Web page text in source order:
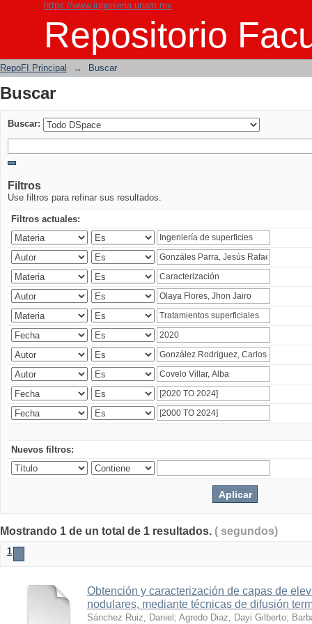
https://www.ingenieria.unam.mx
Repositorio
Buscar
RepoFI Principal → Buscar
Buscar
Buscar:
Filtros
Use filtros para refinar sus resultados.
Filtros actuales:
Nuevos filtros:
Mostrando 1 de un total de 1 resultados. ( segundos)
1
Obtención y caracterización de capas de
nodulares, mediante técnicas de difusión
Sánchez Ruiz, Daniel ; Agredo Diaz, Dayi Gilberto;